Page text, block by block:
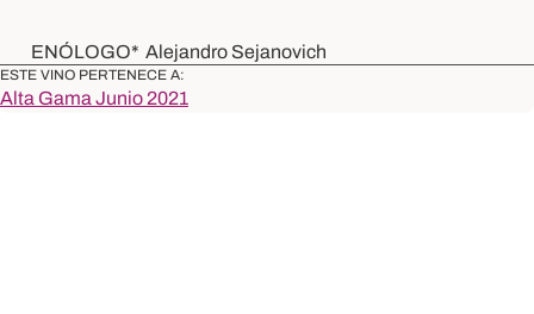
ENÓLOGO* Alejandro Sejanovich
ESTE VINO PERTENECE A:
Alta Gama Junio 2021